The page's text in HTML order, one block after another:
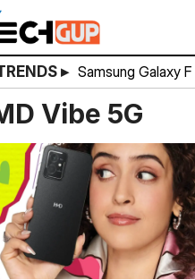
▸ Samsung Galaxy
Vibe 5G